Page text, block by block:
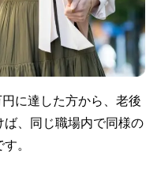
に達した方から、老後
、同じ職場内で同様の
。